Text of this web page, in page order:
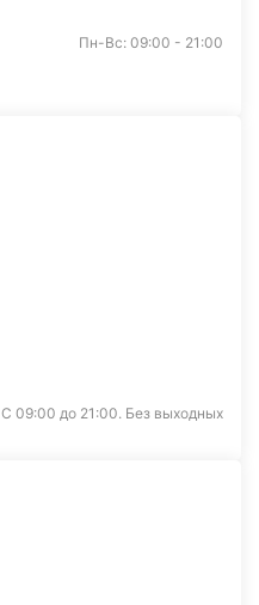
Пн-Вс: 09:00 - 21:00
С 09:00 до 21:00. Без выходных